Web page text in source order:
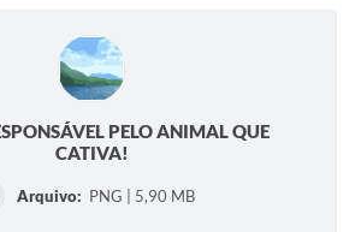
PELO ANIMAL QUE
CATIVA!
Arquivo: PNG | 5,90 MB